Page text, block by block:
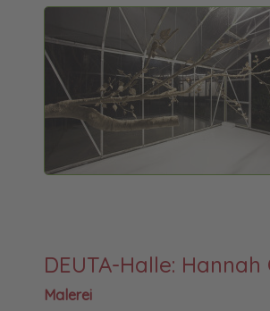
DEUTA-Halle: Hannah
Malerei